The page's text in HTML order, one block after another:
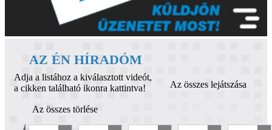
AZ ÉN HÍRADÓM
Adja a listához a kiválasztott videót,
a cikken található ikonra kattintva!
Az összes lejátszása
Az összes törlése